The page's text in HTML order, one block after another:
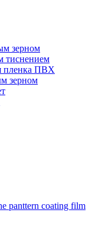
зерном
тиснением
пленка ПВХ
зерном